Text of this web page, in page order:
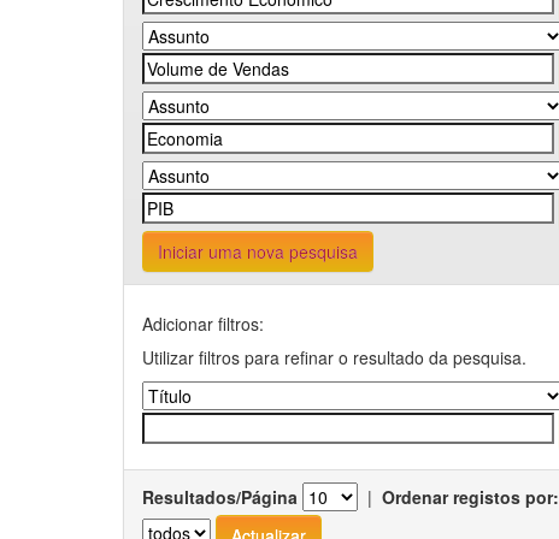
Iniciar uma nova pesquisa
Adicionar filtros:
Utilizar filtros para refinar o resultado da pesquisa.
Resultados/Página | Ordenar registos por: